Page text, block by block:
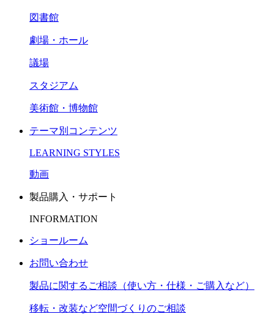
図書館
劇場・ホール
議場
スタジアム
美術館・博物館
テーマ別コンテンツ
LEARNING STYLES
動画
製品購入・サポート
INFORMATION
ショールーム
お問い合わせ
製品に関するご相談（使い方・仕様・ご購入など）
移転・改装など空間づくりのご相談